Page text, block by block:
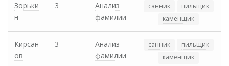
Зорьки
н
3
Анализ
фамилии
санник
пильщик
каменщик
Кирсан
ов
3
Анализ
фамилии
санник
пильщик
каменщик